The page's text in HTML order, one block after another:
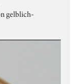
gelblich-